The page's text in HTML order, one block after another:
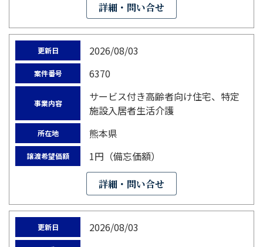
詳細・問い合せ
更新日 2026/08/03
案件番号 6370
事業内容
サービス付き高齢者向け住宅、特定
施設入居者生活介護
所在地 熊本県
譲渡希望価額 1円（備忘価額）
詳細・問い合せ
更新日 2026/08/03